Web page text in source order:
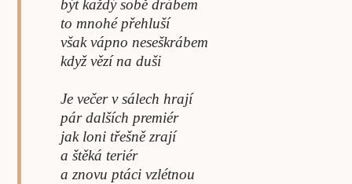
být každý sobě drábem
to mnohé přehluší
však vápno neseškrábem
když vězí na duši
Je večer v sálech hrají
pár dalších premiér
jak loni třešně zrají
a štěká teriér
a znovu ptáci vzlétnou